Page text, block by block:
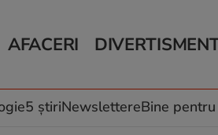
AFACERI
Auto
Locuri de muncă
Horoscop
Muzică și Filme
5 știriNewslettereBine